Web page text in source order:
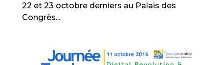
22 et 23 octobre derniers au Palais des
Congrès...